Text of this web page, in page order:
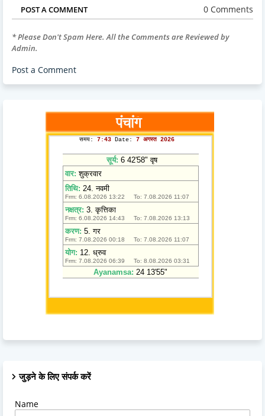
POST A COMMENT 0 Comments
* Please Don't Spam Here. All the Comments are Reviewed by
Admin.
Post a Comment
जुड़ने के लिए संपर्क करें
Name